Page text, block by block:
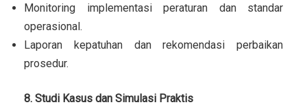
Monitoring implementasi peraturan dan standar
operasional.
Laporan kepatuhan dan rekomendasi perbaikan
prosedur.
8. Studi Kasus dan Simulasi Praktis